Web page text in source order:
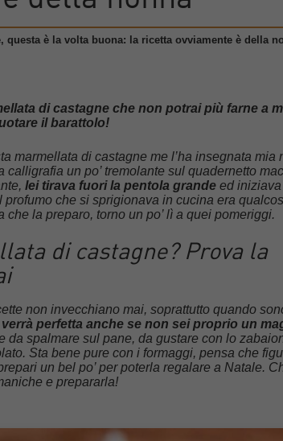
è la volta buona: la ricetta ovviamente è della
di castagne che non potrai più farne a
il barattolo!
marmellata di castagne me l’ha insegnata mia
un po’ tremolante sul quadernetto
lei tirava fuori la pentola grande ed
che si sprigionava in cucina era
la preparo, torno un po’ lì a quei pomeriggi.
di castagne? Prova la
non invecchiano mai, soprattutto quando
verrà perfetta anche se non sei proprio un
da spalmare sul pane, da gustare con lo
Sta bene pure con i formaggi, pensa che
un bel po’ per poterla regalare a Natale.
e prepararla!